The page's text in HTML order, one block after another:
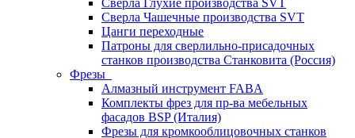
Сверла Глухие производства SVT
Сверла Чашечные производства SVT
Цанги переходные
Патроны для сверлильно-присадочных
станков производства Станковита (Россия)
Фрезы
Алмазный инструмент FABA
Комплекты фрез для пр-ва мебельных
фасадов BSP (Италия)
Фрезы для кромкооблицовочных станков